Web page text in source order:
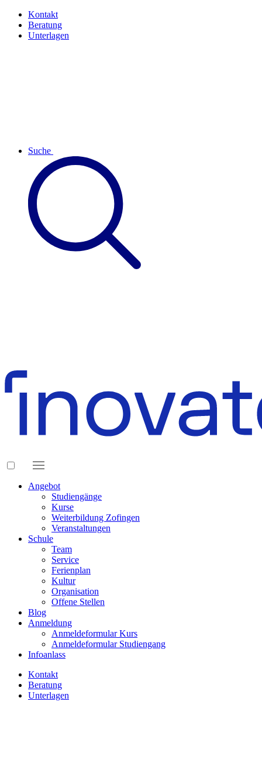
Kontakt
Beratung
Unterlagen
Suche
Angebot
Studiengänge
Kurse
Weiterbildung Zofingen
Veranstaltungen
Schule
Team
Service
Ferienplan
Kultur
Organisation
Offene Stellen
Blog
Anmeldung
Anmeldeformular Kurs
Anmeldeformular Studiengang
Infoanlass
Kontakt
Beratung
Unterlagen